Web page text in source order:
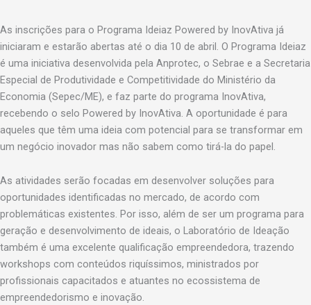
As inscrições para o Programa Ideiaz Powered by InovAtiva já
iniciaram e estarão abertas até o dia 10 de abril. O Programa Ideiaz
é uma iniciativa desenvolvida pela Anprotec, o Sebrae e a Secretaria
Especial de Produtividade e Competitividade do Ministério da
Economia (Sepec/ME), e faz parte do programa InovAtiva,
recebendo o selo Powered by InovAtiva. A oportunidade é para
aqueles que têm uma ideia com potencial para se transformar em
um negócio inovador mas não sabem como tirá-la do papel.
As atividades serão focadas em desenvolver soluções para
oportunidades identificadas no mercado, de acordo com
problemáticas existentes. Por isso, além de ser um programa para
geração e desenvolvimento de ideais, o Laboratório de Ideação
também é uma excelente qualificação empreendedora, trazendo
workshops com conteúdos riquíssimos, ministrados por
profissionais capacitados e atuantes no ecossistema de
empreendedorismo e inovação.